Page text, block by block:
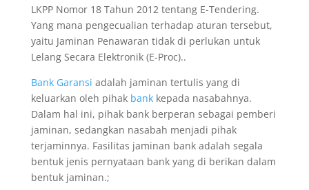
LKPP Nomor 18 Tahun 2012 tentang E-Tendering.
Yang mana pengecualian terhadap aturan tersebut,
yaitu Jaminan Penawaran tidak di perlukan untuk
Lelang Secara Elektronik (E-Proc)..
Bank Garansi adalah jaminan tertulis yang di
keluarkan oleh pihak bankkepada nasabahnya.
Dalam hal ini, pihak bank berperan sebagai pemberi
jaminan, sedangkan nasabah menjadi pihak
terjaminnya. Fasilitas jaminan bank adalah segala
bentuk jenis pernyataan bank yang di berikan dalam
bentuk jaminan.;